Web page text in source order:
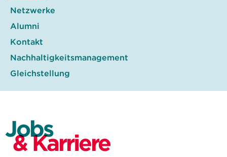
Netzwerke
Alumni
Kontakt
Nachhaltigkeitsmanagement
Gleichstellung
Jobs
& Karriere